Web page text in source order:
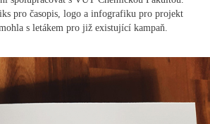
pro časopis, logo a infografiku pro projekt
s letákem pro již existující kampaň.